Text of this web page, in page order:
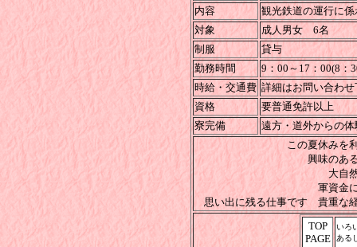
内容
観光鉄道の運行に
対象
成人男女 6名
制服
貸与
勤務時間
9：00～17：00(8
時給・交通費 詳細はお問い合わせ
資格
要普通免許以上
寮完備
遠方・道外からの
この夏休みを
興味のあ
大自
軍資金
思い出に残る仕事です 貴重な
TOP
PAGE
いろ
ある